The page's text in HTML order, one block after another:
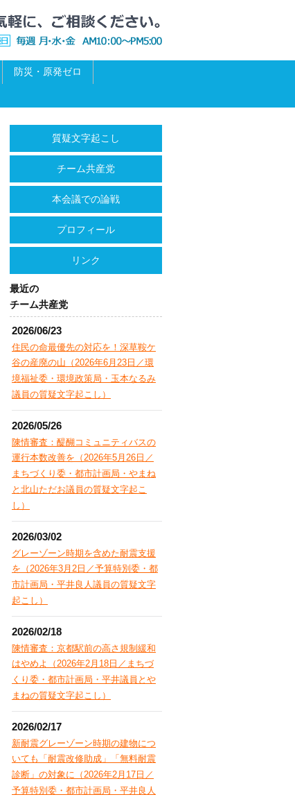
防災・原発ゼロ
質疑文字起こし
チーム共産党
本会議での論戦
プロフィール
リンク
最近の
チーム共産党
2026/06/23
住民の命最優先の対応を！深草鞍ケ
谷の産廃の山（2026年6月23日／環
境福祉委・環境政策局・玉本なるみ
議員の質疑文字起こし）
2026/05/26
陳情審査：醍醐コミュニティバスの
運行本数改善を（2026年5月26日／
まちづくり委・都市計画局・やまね
と北山ただお議員の質疑文字起こ
し）
2026/03/02
グレーゾーン時期を含めた耐震支援
を（2026年3月2日／予算特別委・都
市計画局・平井良人議員の質疑文字
起こし）
2026/02/18
陳情審査：京都駅前の高さ規制緩和
はやめよ（2026年2月18日／まちづ
くり委・都市計画局・平井議員とや
まねの質疑文字起こし）
2026/02/17
新耐震グレーゾーン時期の建物につ
いても「耐震改修助成」「無料耐震
診断」の対象に（2026年2月17日／
予算特別委・都市計画局・平井良人